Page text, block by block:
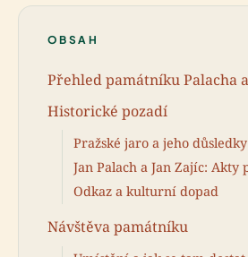
OBSAH
Přehled památníku Palacha
Historické pozadí
Pražské jaro a jeho důsledky
Jan Palach a Jan Zajíc: Akty
Odkaz a kulturní dopad
Návštěva památníku